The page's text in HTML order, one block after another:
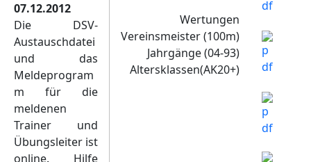
Wertungen
Vereinsmeister (100m)
Jahrgänge (04-93)
Altersklassen(AK20+)
07.12.2012
Die DSV-
Austauschdatei
und das
Meldeprogram
m für die
meldenen
Trainer und
Übungsleiter ist
online. Hilfe